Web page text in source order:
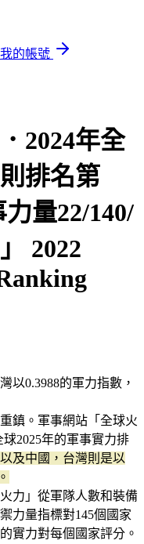
我的帳號
2024年全
排名第
量22/140/
2022
以0.3988的軍力指數，
鎮。軍事網站「全球火
球2025年的軍事實力排
及中國，台灣則是以
力」從軍隊人數和裝備
力量指標對145個國家
實力對每個國家評分。